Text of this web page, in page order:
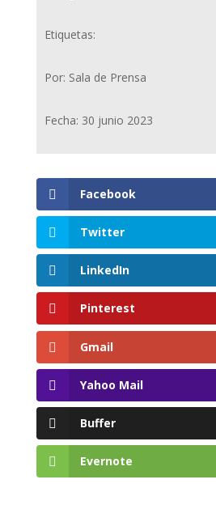
Etiquetas:
Por: Sala de Prensa
Fecha: 30 junio 2023
Facebook
Twitter
LinkedIn
Pinterest
Gmail
Yahoo Mail
Buffer
Evernote